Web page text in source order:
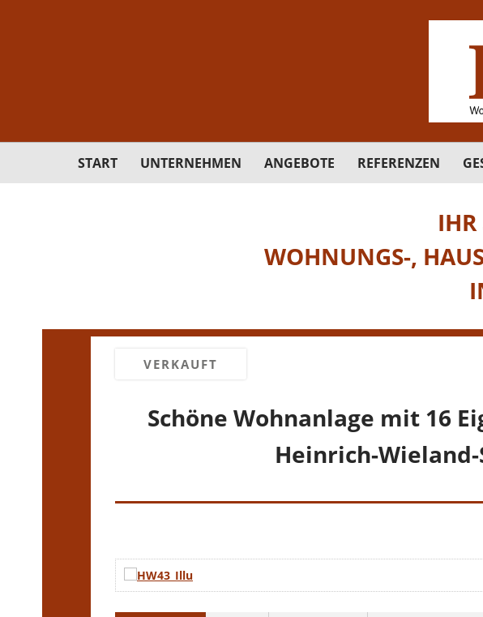
START UNTERNEHMEN ANGEBOTE REFERENZEN
IHR
WOHNUNGS-,
VERKAUFT
Schöne Wohnanlage mit 16
Heinrich-